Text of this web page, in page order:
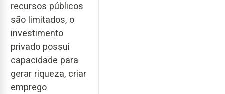
recursos públicos
são limitados, o
investimento
privado possui
capacidade para
gerar riqueza, criar
emprego